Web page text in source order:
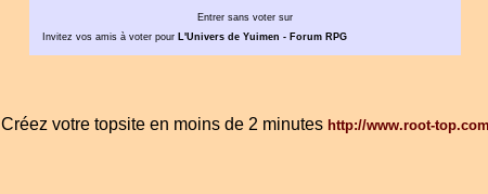
Entrer sans voter sur
Invitez vos amis à voter pour L'Univers de Yuimen - Forum RPG
Créez votre topsite en moins de 2 minutes http://www.root-